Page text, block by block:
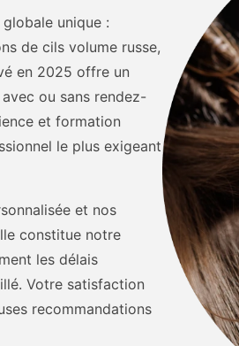
unique :
de cils volume russe,
en 2025 offre un
ou sans rendez-
et formation
le plus exigeant
et nos
constitue notre
les délais
Votre satisfaction
recommandations